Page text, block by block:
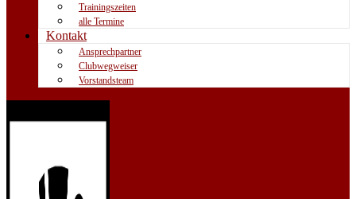
Trainingszeiten
alle Termine
Kontakt
Ansprechpartner
Clubwegweiser
Vorstandsteam